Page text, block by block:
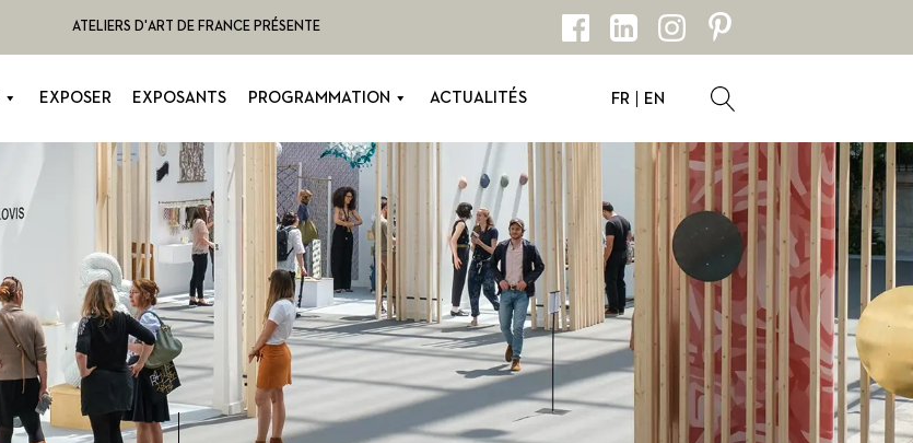
ATELIERS D'ART DE FRANCE PRÉSENTE
EXPOSER EXPOSANTS PROGRAMMATION ACTUALITÉS FR EN